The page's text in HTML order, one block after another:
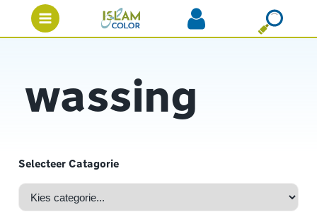
wassing
Selecteer Catagorie